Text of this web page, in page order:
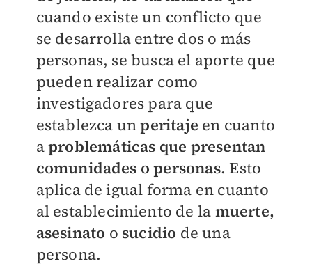
cuando existe un conflicto que
se desarrolla entre dos o más
personas, se busca el aporte que
pueden realizar como
investigadores para que
establezca unperitaje en cuanto
aproblemáticas que presentan
comunidades o personas. Esto
aplica de igual forma en cuanto
al establecimiento de la muerte,
asesinato o sucidio de una
persona.